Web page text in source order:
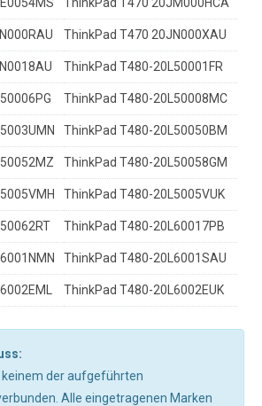
ThinkPad T470 20JN000XAU
ThinkPad T480-20L50001FR
ThinkPad T480-20L50008MC
ThinkPad T480-20L50050BM
ThinkPad T480-20L50058GM
ThinkPad T480-20L5005VUK
ThinkPad T480-20L60017PB
ThinkPad T480-20L6001SAU
ThinkPad T480-20L6002EUK
der aufgeführten
Alle eingetragenen Marken